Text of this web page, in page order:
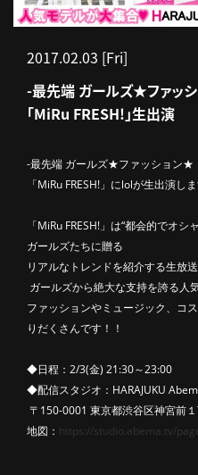
2017.02.03 [Fri]
-最先端 ガールズ★ファッ
「MiRu FRESH!」生出演
-最先端 ガールズ★ファッション★
「MiRu FRESH!」にlolが生出演しま
「MiRu FRESH!」は“都会的でオ
ガールズたちに贈る
リアルなトレンドを紹介する生放送
ガールズから絶大な支持を誇る人
ファッションやミュージック、コ
りだくさんです！！
◆日程：2/3(金) 21:30～23:00
◆配信スタジオ：HARAJUKU
〒150-0001 東京都渋谷区神宮前
地図： https://studio.abema.tv/